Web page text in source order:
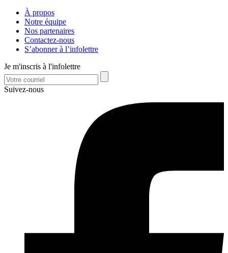
À propos
Notre équipe
Nos partenaires
Contactez-nous
S’abonner à l’infolettre
Je m'inscris à l'infolettre
Suivez-nous